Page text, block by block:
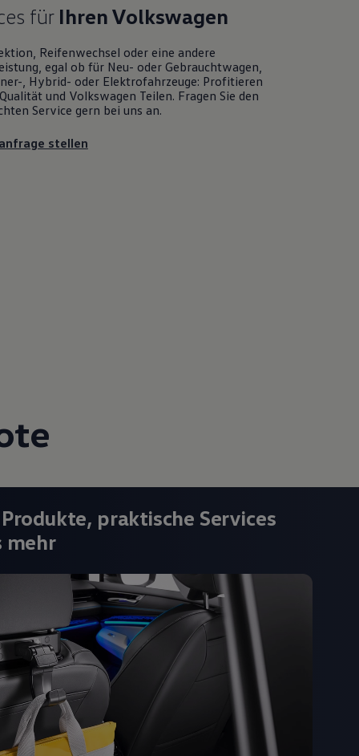
für IhrenVolkswagen
Reifenwechsel oder eine andere
egal ob für Neu- oder Gebrauchtwagen
, Hybrid- oder Elektrofahrzeuge: Profitieren
und Volkswagen Teilen. Fragen Sie den
Service gern bei uns an.
stellen
praktische Services
mehr